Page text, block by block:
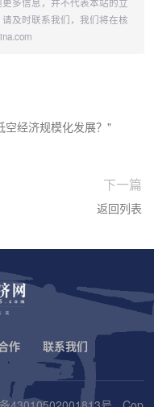
及时联系我们，我们将在核
空经济规模化发展？"
下一篇
返回列表
作 联系我们